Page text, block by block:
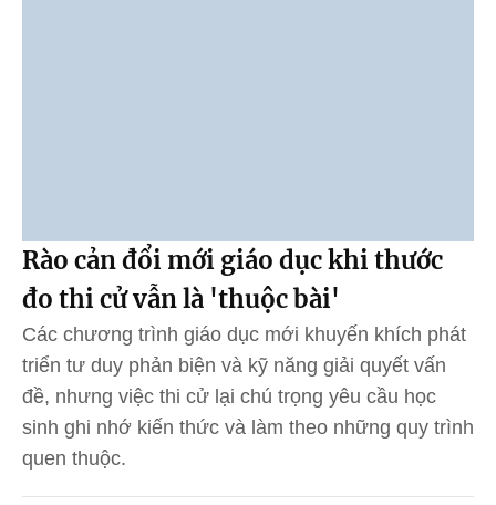
Rào cản đổi mới giáo dục khi thước
đo thi cử vẫn là 'thuộc bài'
Các chương trình giáo dục mới khuyến khích phát
triển tư duy phản biện và kỹ năng giải quyết vấn
đề, nhưng việc thi cử lại chú trọng yêu cầu học
sinh ghi nhớ kiến thức và làm theo những quy trình
quen thuộc.